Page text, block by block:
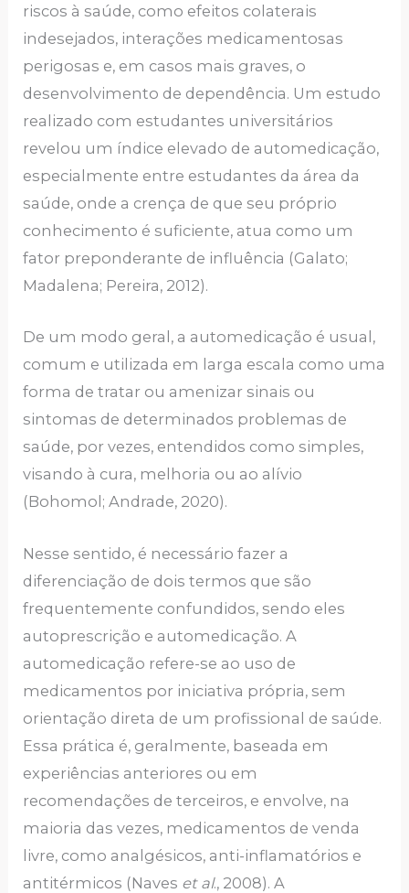
riscos à saúde, como efeitos colaterais
indesejados, interações medicamentosas
perigosas e, em casos mais graves, o
desenvolvimento de dependência. Um estudo
realizado com estudantes universitários
revelou um índice elevado de automedicação,
especialmente entre estudantes da área da
saúde, onde a crença de que seu próprio
conhecimento é suficiente, atua como um
fator preponderante de influência (Galato;
Madalena; Pereira, 2012).
De um modo geral, a automedicação é usual,
comum e utilizada em larga escala como uma
forma de tratar ou amenizar sinais ou
sintomas de determinados problemas de
saúde, por vezes, entendidos como simples,
visando à cura, melhoria ou ao alívio
(Bohomol; Andrade, 2020).
Nesse sentido, é necessário fazer a
diferenciação de dois termos que são
frequentemente confundidos, sendo eles
autoprescrição e automedicação. A
automedicação refere-se ao uso de
medicamentos por iniciativa própria, sem
orientação direta de um profissional de saúde.
Essa prática é, geralmente, baseada em
experiências anteriores ou em
recomendações de terceiros, e envolve, na
maioria das vezes, medicamentos de venda
livre, como analgésicos, anti-inflamatórios e
antitérmicos (Naves et al., 2008). A